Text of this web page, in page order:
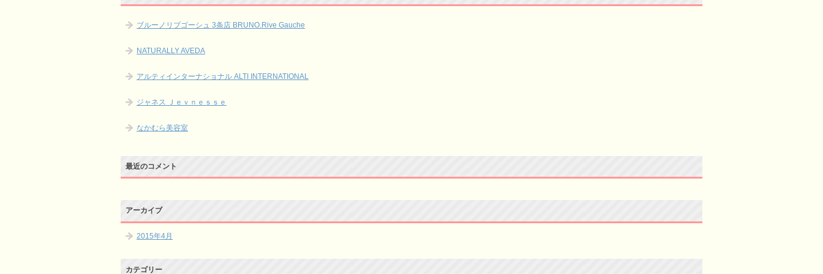
ブルーノリブゴーシュ 3条店 BRUNO.Rive Gauche
NATURALLY AVEDA
アルティインターナショナル ALTI INTERNATIONAL
ジャネス Ｊｅｖｎｅｓｓｅ
なかむら美容室
最近のコメント
アーカイブ
2015年4月
カテゴリー